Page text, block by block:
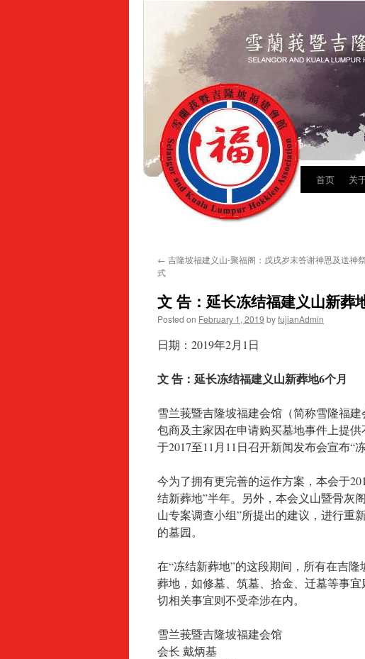
Skip首页 关
← 吉隆坡福建义山-聚福阁：戊戌岁末答谢神恩及送神
式
文 告：延长冻结福建义山新葬
Posted on February 1, 2019 byfujianAdmin
日期：2019年2月1日
文 告：延长冻结福建义山新葬地6个月
雪兰莪暨吉隆坡福建会馆（简称雪隆福
包商及主家因在申请购买墓地事件上提
于2017至11月11日召开新闻发布会宣布“
今为了拥有更完善的运作方案，本会于
结新葬地”半年。另外，本会义山暨骨灰
山专案调查小组”所提出的建议，进行重
的墓园。
在“冻结新葬地”的这段期间，所有在吉
葬地，如修墓、筑墓、拾金、迁墓等事
切相关事宜则不受牵涉在内。
雪兰莪暨吉隆坡福建会馆
会长 戴炳基